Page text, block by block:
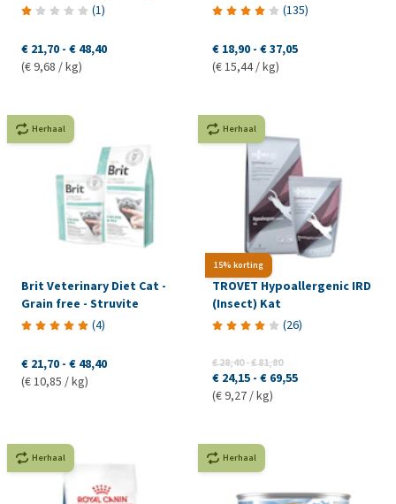
(1)
€ 21,70 - € 48,40
(€ 9,68 / kg)
(135)
€ 18,90 - € 37,05
(€ 15,44 / kg)
Herhaal
Brit Veterinary Diet Cat -
Grain free - Struvite
(4)
€ 21,70 - € 48,40
(€ 10,85 / kg)
15% korting
Herhaal
TROVET Hypoallergenic IRD
(Insect) Kat
(26)
€ 28,40-€ 81,80
€ 24,15 - € 69,55
(€ 9,27 / kg)
Herhaal Herhaal